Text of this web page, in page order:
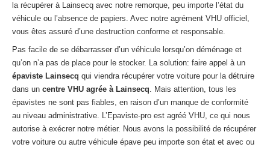
02– Aisne
CENTRE VHU AGRÉE
Centreagréé VHU Paris 75 : casse auto avec destruction
Centreagréé VHU 77 : casse auto avec destruction
Centreagréé VHU 78 : casse auto avec destruction
la récupérer à Lainsecq avec notre remorque, peu importe l’état du
véhicule ou l’absence de papiers. Avec notre agrément VHU officiel,
vous êtes assuré d’une destruction conforme et responsable.
Pas facile de se débarrasser d’un véhicule lorsqu’on déménage et
qu’on n’a pas de place pour le stocker. La solution: faire appel à un
épaviste Lainsecq qui viendra récupérer votre voiture pour la détruire
dans un centre VHU agrée à Lainsecq. Mais attention, tous les
épavistes ne sont pas fiables, en raison d’un manque de conformité
au niveau administrative. L’Epaviste-pro est agréé VHU, ce qui nous
autorise à exécrer notre métier. Nous avons la possibilité de récupérer
votre voiture ou autre véhicule épave peu importe son état et avec ou